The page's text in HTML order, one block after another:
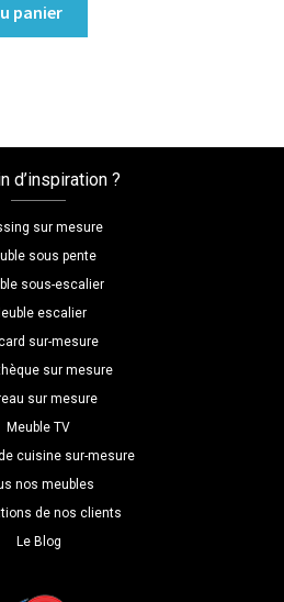
panier
d’inspiration ?
sur mesure
sous pente
sous-escalier
escalier
sur-mesure
sur mesure
sur mesure
Meuble TV
cuisine sur-mesure
nos meubles
de nos clients
Le Blog